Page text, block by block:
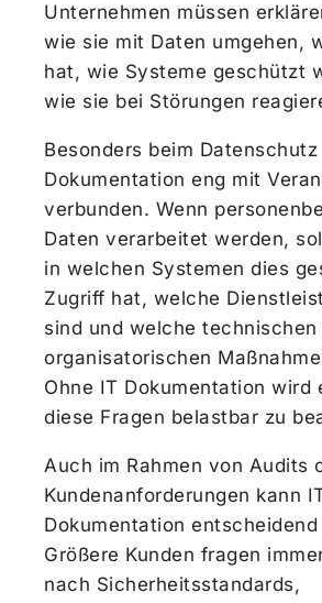
Unternehmen müssen
wie sie mit Daten umgehen,
hat, wie Systeme geschützt
wie sie bei Störungen
Besonders beim
Dokumentation eng mit
verbunden. Wenn
Daten verarbeitet werden,
in welchen Systemen dies
Zugriff hat, welche
sind und welche technischen
organisatorischen
Ohne IT Dokumentation wird
diese Fragen belastbar zu
Auch im Rahmen von Audits
Kundenanforderungen kann
Dokumentation entscheidend
Größere Kunden fragen
nach Sicherheitsstandards,